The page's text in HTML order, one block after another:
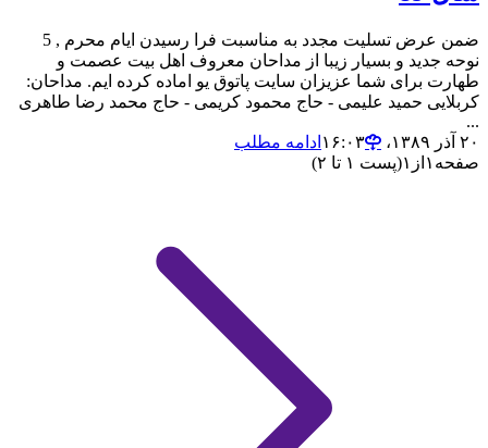
ضمن عرض تسلیت مجدد به مناسبت فرا رسیدن ایام محرم , 5
نوحه جدید و بسیار زیبا از مداحان معروف اهل بیت عصمت و
طهارت برای شما عزیزان سایت پاتوق یو اماده کرده ایم. مداحان:
کربلایی حمید علیمی - حاج محمود کریمی - حاج محمد رضا طاهری
...
۲۰ آذر ۱۳۸۹،‏ ۱۶:۰۳
ادامه مطلب
صفحه ۱ از ۱(پست ۱ تا ۲)